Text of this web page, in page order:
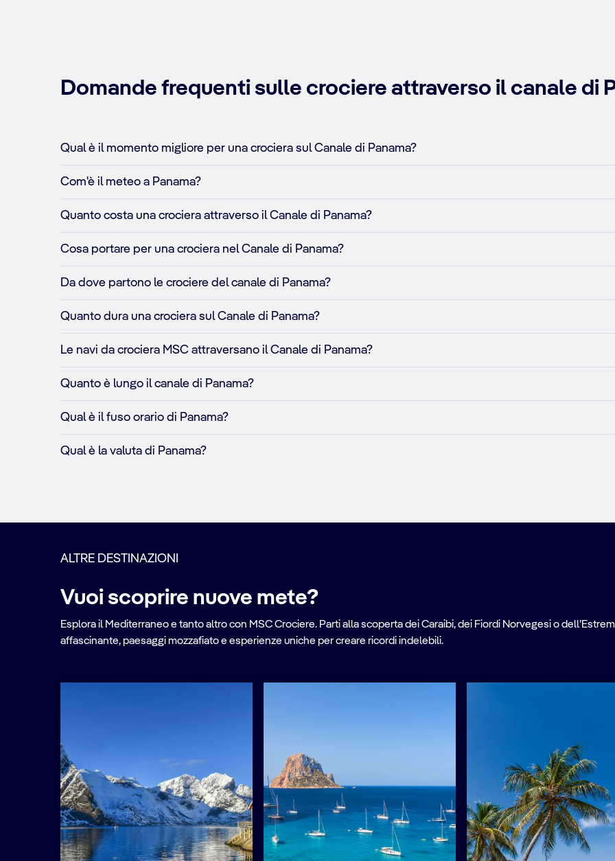
Domande frequenti sulle crociere attraverso il canale di
Qual è il momento migliore per una crociera sul Canale di Panama?
Com'è il meteo a Panama?
Quanto costa una crociera attraverso il Canale di Panama?
Cosa portare per una crociera nel Canale di Panama?
Da dove partono le crociere del canale di Panama?
Quanto dura una crociera sul Canale di Panama?
Le navi da crociera MSC attraversano il Canale di Panama?
Quanto è lungo il canale di Panama?
Qual è il fuso orario di Panama?
Qual è la valuta di Panama?
ALTRE DESTINAZIONI
Vuoi scoprire nuove mete?
Esplora il Mediterraneo e tanto altro con MSC Crociere. Parti alla scoperta dei Caraibi, dei Fiordi Norvegesi o
affascinante, paesaggi mozzafiato e esperienze uniche per creare ricordi indelebili.